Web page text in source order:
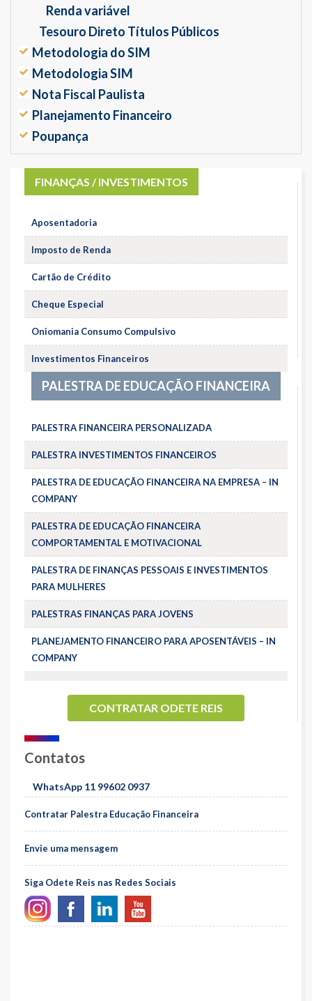
Renda variável
Tesouro Direto Títulos Públicos
Metodologia do SIM
Metodologia SIM
Nota Fiscal Paulista
Planejamento Financeiro
Poupança
FINANÇAS / INVESTIMENTOS
Aposentadoria
Imposto de Renda
Cartão de Crédito
Cheque Especial
Oniomania Consumo Compulsivo
Investimentos Financeiros
PALESTRA DE EDUCAÇÃO FINANCEIRA
PALESTRA FINANCEIRA PERSONALIZADA
PALESTRA INVESTIMENTOS FINANCEIROS
PALESTRA DE EDUCAÇÃO FINANCEIRA NA EMPRESA – IN
COMPANY
PALESTRA DE EDUCAÇÃO FINANCEIRA
COMPORTAMENTAL E MOTIVACIONAL
PALESTRA DE FINANÇAS PESSOAIS E INVESTIMENTOS
PARA MULHERES
PALESTRAS FINANÇAS PARA JOVENS
PLANEJAMENTO FINANCEIRO PARA APOSENTÁVEIS – IN
COMPANY
CONTRATAR ODETE REIS
Contatos
WhatsApp 11 99602 0937
Contratar Palestra Educação Financeira
Envie uma mensagem
Siga Odete Reis nas Redes Sociais